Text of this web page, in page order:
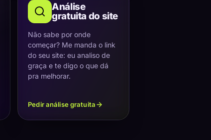
Análise
gratuita do site
Não sabe por onde
começar? Me manda o link
do seu site: eu analiso de
graça e te digo o que dá
pra melhorar.
Pedir análise gratuita